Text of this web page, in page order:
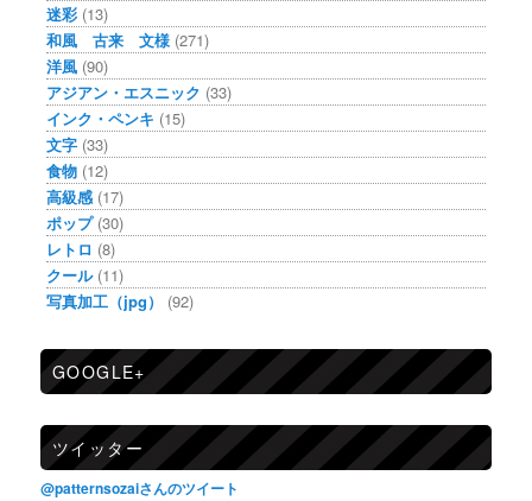
迷彩 (13)
和風 古来 文様 (271)
洋風 (90)
アジアン・エスニック (33)
インク・ペンキ (15)
文字 (33)
食物 (12)
高級感 (17)
ポップ(30)
レトロ (8)
クール(11)
写真加工（jpg）
(92)
GOOGLE+
ツイッター
@patternsozaiさんのツイート